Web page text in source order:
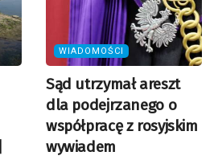
WIADOMOŚCI
Sąd utrzymał areszt
dla podejrzanego o
współpracę z rosyjskim
wywiadem